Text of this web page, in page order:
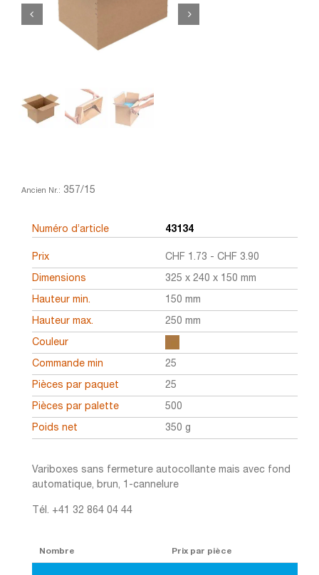
Ancien Nr.: 357/15
Numéro d’article 43134
Prix CHF 1.73 - CHF 3.90
Dimensions 325 x 240 x 150 mm
Hauteur min. 150 mm
Hauteur max. 250 mm
Couleur
Commande min 25
Pièces par paquet 25
Pièces par palette 500
Poids net 350 g
Variboxes sans fermeture autocollante mais avec fond
automatique, brun, 1-cannelure
Tél. +41 32 864 04 44
Nombre Prix par pièce